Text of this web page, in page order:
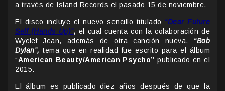
a través de Island Records el pasado 15 de noviembre.
El disco incluye el nuevo sencillo titulado “Dear Future
Self (Hands Up)”, el cual cuenta con la colaboración de
Wyclef Jean, además de otra canción nueva, “Bob
Dylan”, tema que en realidad fue escrito para el álbum
“American Beauty/American Psycho” publicado en el
2015.
El álbum es publicado diez años después de que la